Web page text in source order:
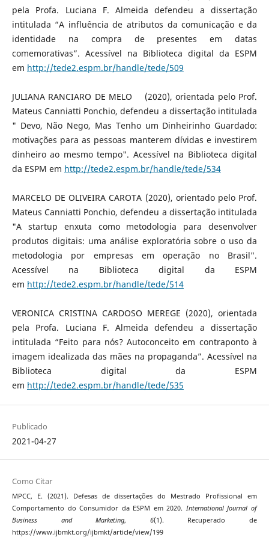
pela Profa. Luciana F. Almeida defendeu a dissertação
intitulada “A influência de atributos da comunicação e da
identidade na compra de presentes em datas
comemorativas”. Acessível na Biblioteca digital da ESPM
em http://tede2.espm.br/handle/tede/509
JULIANA RANCIARO DE MELO (2020), orientada pelo Prof.
Mateus Canniatti Ponchio, defendeu a dissertação intitulada
" Devo, Não Nego, Mas Tenho um Dinheirinho Guardado:
motivações para as pessoas manterem dívidas e investirem
dinheiro ao mesmo tempo". Acessível na Biblioteca digital
da ESPM em http://tede2.espm.br/handle/tede/534
MARCELO DE OLIVEIRA CAROTA (2020), orientado pelo Prof.
Mateus Canniatti Ponchio, defendeu a dissertação intitulada
"A startup enxuta como metodologia para desenvolver
produtos digitais: uma análise exploratória sobre o uso da
metodologia por empresas em operação no Brasil".
Acessível na Biblioteca digital da ESPM
em http://tede2.espm.br/handle/tede/514
VERONICA CRISTINA CARDOSO MEREGE (2020), orientada
pela Profa. Luciana F. Almeida defendeu a dissertação
intitulada “Feito para nós? Autoconceito em contraponto à
imagem idealizada das mães na propaganda”. Acessível na
Biblioteca digital da ESPM
em http://tede2.espm.br/handle/tede/535
Publicado
2021-04-27
Como Citar
MPCC, E. (2021). Defesas de dissertações do Mestrado Profissional em
Comportamento do Consumidor da ESPM em 2020. International Journal of
Business and Marketing, 6(1). Recuperado de
https://www.ijbmkt.org/ijbmkt/article/view/199